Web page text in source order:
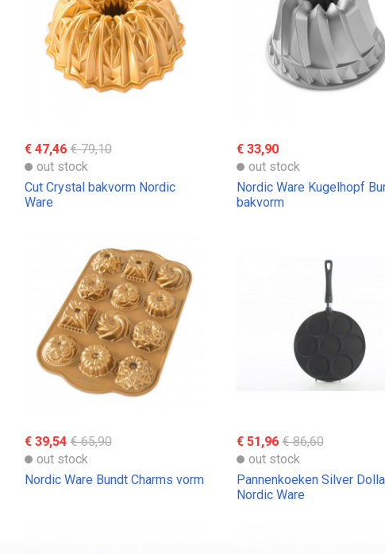
€ 47,46 € 79,10
out stock
Cut Crystal bakvorm Nordic
Ware
€ 33,90
out stock
Nordic Ware Kugelhopf
bakvorm
€ 39,54 € 65,90
out stock
Nordic Ware Bundt Charms vorm
€ 51,96 € 86,60
out stock
Pannenkoeken Silver
Nordic Ware